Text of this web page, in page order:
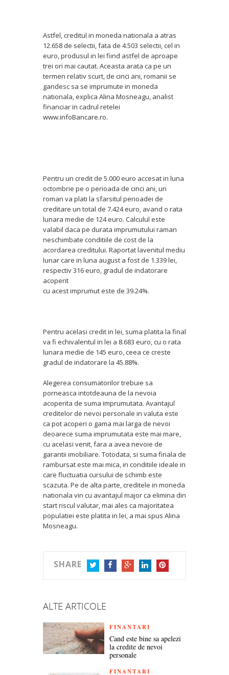
Astfel, creditul in moneda nationala a atras
12.658 de selectii, fata de 4.503 selectii, cel in
euro, produsul in lei fiind astfel de aproape
trei ori mai cautat. Aceasta arata ca pe un
termen relativ scurt, de cinci ani, romanii se
gandesc sa se imprumute in moneda
nationala, explica Alina Mosneagu, analist
financiar in cadrul retelei
www.infoBancare.ro.
Pentru un credit de 5.000 euro accesat in luna
octombrie pe o perioada de cinci ani, un
roman va plati la sfarsitul perioadei de
creditare un total de 7.424 euro, avand o rata
lunara medie de 124 euro. Calculul este
valabil daca pe durata imprumutului raman
neschimbate conditiile de cost de la
acordarea creditului. Raportat lavenitul mediu
lunar care in luna august a fost de 1.339 lei,
respectiv 316 euro, gradul de indatorare
acoperit
cu acest imprumut este de 39.24%.
Pentru acelasi credit in lei, suma platita la final
va fi echivalentul in lei a 8.683 euro, cu o rata
lunara medie de 145 euro, ceea ce creste
gradul de indatorare la 45.88%.
Alegerea consumatorilor trebuie sa
porneasca intotdeauna de la nevoia
acoperita de suma imprumutata. Avantajul
creditelor de nevoi personale in valuta este
ca pot acoperi o gama mai larga de nevoi
deoarece suma imprumutata este mai mare,
cu acelasi venit, fara a avea nevoie de
garantii imobiliare. Totodata, si suma finala de
rambursat este mai mica, in conditiile ideale in
care fluctuatia cursului de schimb este
scazuta. Pe de alta parte, creditele in moneda
nationala vin cu avantajul major ca elimina din
start riscul valutar, mai ales ca majoritatea
populatiei este platita in lei, a mai spus Alina
Mosneagu.
SHARE
ALTE ARTICOLE
FINANTARI
Cand este bine sa apelezi
la credite de nevoi
personale
FINANTARI